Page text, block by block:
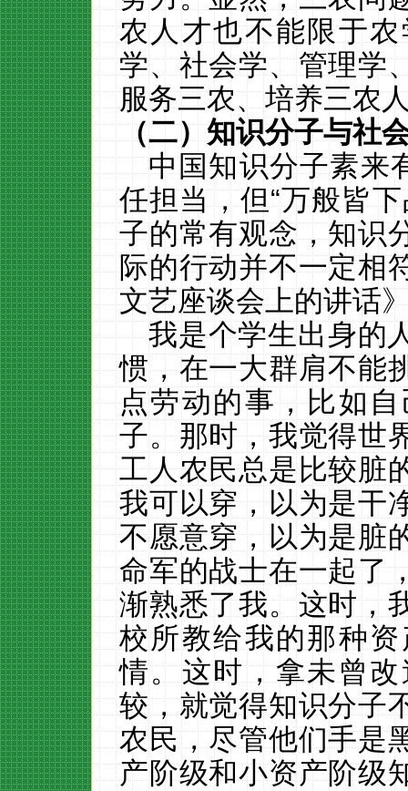
农人才也不能限于
学、社会学、管理学
服务三农、培养三农
（二）知识分子与社
中国知识分子素来
任担当，但“万般皆
子的常有观念，知识
际的行动并不一定相
文艺座谈会上的讲话
我是个学生出身的
惯，在一大群肩不能
点劳动的事，比如
子。那时，我觉得世
工人农民总是比较脏
我可以穿，以为是干
不愿意穿，以为是脏
命军的战士在一起了
渐熟悉了我。这时，
校所教给我的那种
情。这时，拿未曾
较，就觉得知识分子
农民，尽管他们手是
产阶级和小资产阶级